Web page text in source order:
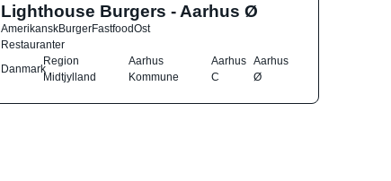
Lighthouse Burgers - Aarhus Ø
AmerikanskBurgerFastfoodOst
Restauranter
Danmark
Region
Midtjylland
Aarhus
Kommune
Aarhus
C
Aarhus
Ø